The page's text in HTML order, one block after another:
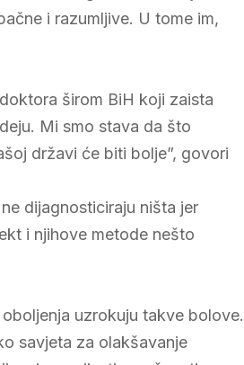
i razumljive. U tome im,
širom BiH koji zaista
Mi smo stava da što
državi će biti bolje”, govori
dijagnosticiraju ništa jer
i njihove metode nešto
uzrokuju takve bolove.
savjeta za olakšavanje